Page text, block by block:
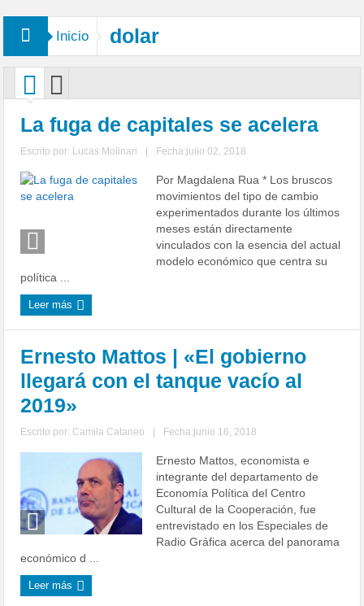
Inicio dolar
La fuga de capitales se acelera
Escrito por: Lucas Molinari Fecha:julio 02, 2018
Por Magdalena Rua * Los bruscos
movimientos del tipo de cambio
experimentados durante los últimos
meses están directamente
vinculados con la esencia del actual
modelo económico que centra su
política ...
Leer más
Ernesto Mattos | «El gobierno
llegará con el tanque vacío al
2019»
Escrito por: Camila Cataneo Fecha:junio 16, 2018
Ernesto Mattos, economista e
integrante del departamento de
Economía Política del Centro
Cultural de la Cooperación, fue
entrevistado en los Especiales de
Radio Gráfica acerca del panorama
económico d ...
Leer más